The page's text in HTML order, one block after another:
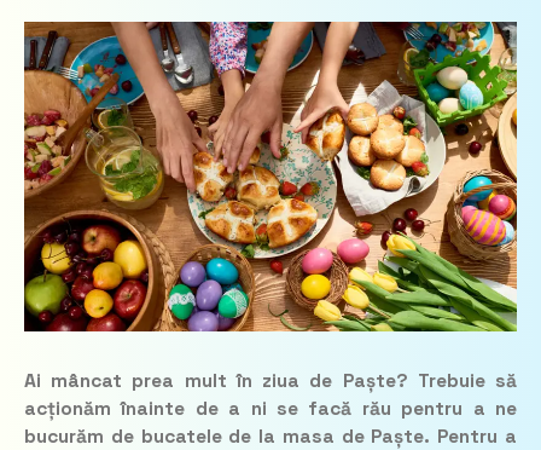
Ai mâncat prea mult în ziua de Paște? Trebuie să
acționăm înainte de a ni se facă rău pentru a ne
bucurăm de bucatele de la masa de Paște. Pentru a